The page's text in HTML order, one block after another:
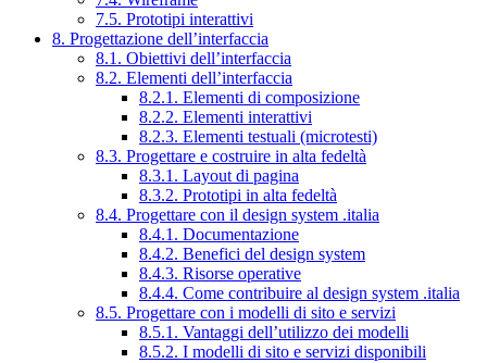
7.5. Prototipi interattivi
8. Progettazione dell’interfaccia
8.1. Obiettivi dell’interfaccia
8.2. Elementi dell’interfaccia
8.2.1. Elementi di composizione
8.2.2. Elementi interattivi
8.2.3. Elementi testuali (microtesti)
8.3. Progettare e costruire in alta fedeltà
8.3.1. Layout di pagina
8.3.2. Prototipi in alta fedeltà
8.4. Progettare con il design system .italia
8.4.1. Documentazione
8.4.2. Benefici del design system
8.4.3. Risorse operative
8.4.4. Come contribuire al design system .italia
8.5. Progettare con i modelli di sito e servizi
8.5.1. Vantaggi dell’utilizzo dei modelli
8.5.2. I modelli di sito e servizi disponibili